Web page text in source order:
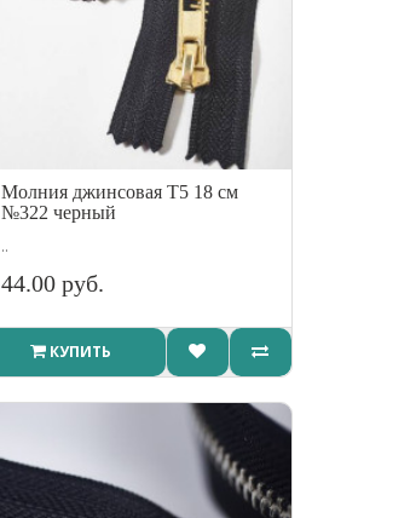
Молния джинсовая Т5 18 см
№322 черный
..
44.00 руб.
КУПИТЬ